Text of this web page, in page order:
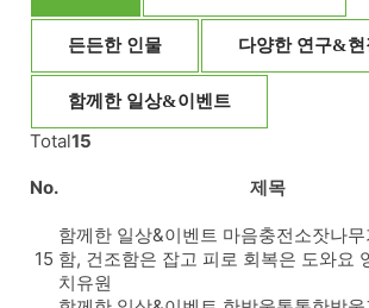
든든한 인물 다양한 연구&현
함께한 일상&이벤트
Total15
No. 제목
15
함께한 일상&이벤트 마음충전소잣나
함, 건조함은 잡고 피로 회복은 도와요
치유원